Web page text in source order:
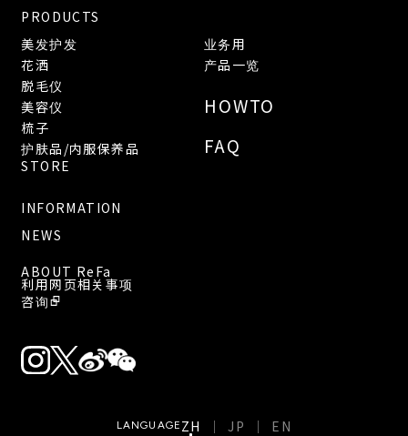
PRODUCTS
美发护发
花洒
脱毛仪
美容仪
梳子
护肤品/内服保养品
业务用
产品一览
HOWTO
FAQ
STORE
INFORMATION
NEWS
ABOUT ReFa
利用网页相关事项
咨询
LANGUAGE ZH JP EN